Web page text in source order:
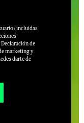
(incluidas
de
marketing y
darte de